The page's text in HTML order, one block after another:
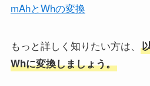
mAhとWhの変換
もっと詳しく知りたい方は、
Whに変換しましょう。